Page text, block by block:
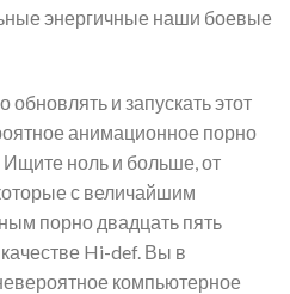
энергичные наши боевые
и запускать этот
анимационное порно
ноль и больше, от
с величайшим
порно двадцать пять
Hi-def. Вы в
компьютерное